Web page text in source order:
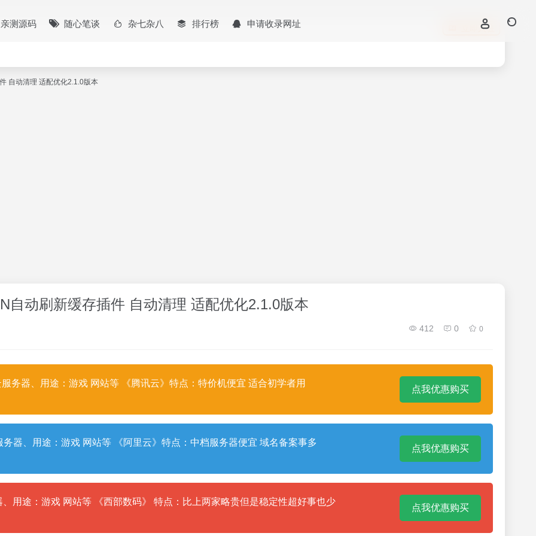
亲测源码 随心笔谈 杂七杂八 排行榜 申请收录网址 立即入驻
自动清理 适配优化2.1.0版本
自动刷新缓存插件 自动清理 适配优化2.1.0版本
412 0 0
务器、用途：游戏 网站等 《腾讯云》特点：特价机便宜 适合初学者用
点我优惠购买
器、用途：游戏 网站等 《阿里云》特点：中档服务器便宜 域名备案事多
点我优惠购买
用途：游戏 网站等 《西部数码》 特点：比上两家略贵但是稳定性超好事也少
点我优惠购买